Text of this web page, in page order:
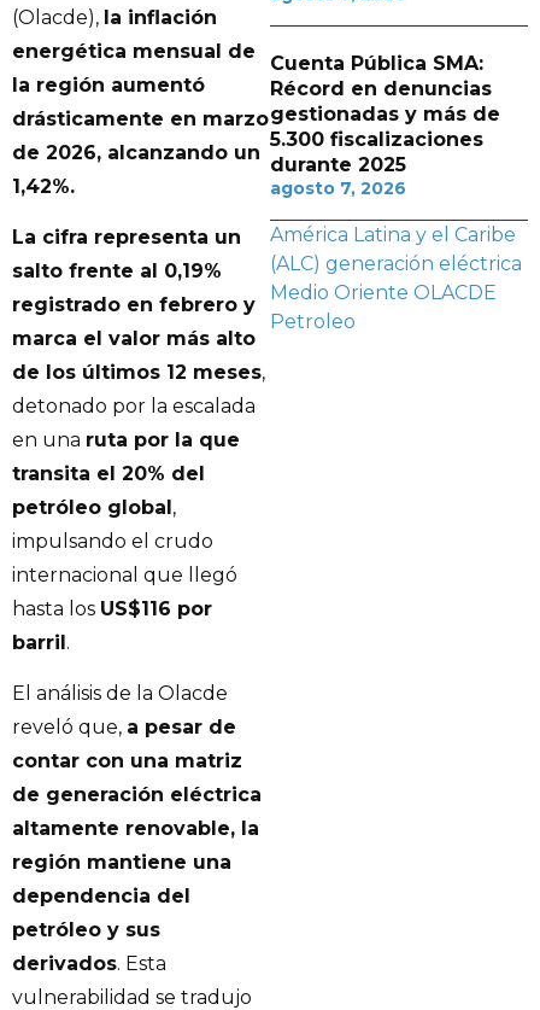
(Olacde), la inflación
energética mensual de
la región aumentó
drásticamente en marzo
de 2026, alcanzando un
1,42%.
La cifra representa un
salto frente al 0,19%
registrado en febrero y
marca el valor más alto
de los últimos 12 meses,
detonado por la escalada
en una ruta por la que
transita el 20% del
petróleo global,
impulsando el crudo
internacional que llegó
hasta los US$116 por
barril.
El análisis de la Olacde
reveló que, a pesar de
contar con una matriz
de generación eléctrica
altamente renovable, la
región mantiene una
dependencia del
petróleo y sus
derivados. Esta
vulnerabilidad se tradujo
Cuenta Pública SMA:
Récord en denuncias
gestionadas y más de
5.300 fiscalizaciones
durante 2025
agosto 7, 2026
América Latina y el Caribe
(ALC) generación eléctrica
Medio Oriente OLACDE
Petroleo